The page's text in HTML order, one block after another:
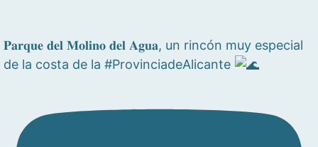
𝐏𝐚𝐫𝐪𝐮𝐞 𝐝𝐞𝐥 𝐌𝐨𝐥𝐢𝐧𝐨 𝐝𝐞𝐥 𝐀𝐠𝐮𝐚, un rincón muy especial
de la costa de la #ProvinciadeAlicante